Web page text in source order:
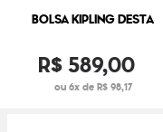
BOLSA KIPLING DESTA
R$589,00
ou 6x de R$ 98,17